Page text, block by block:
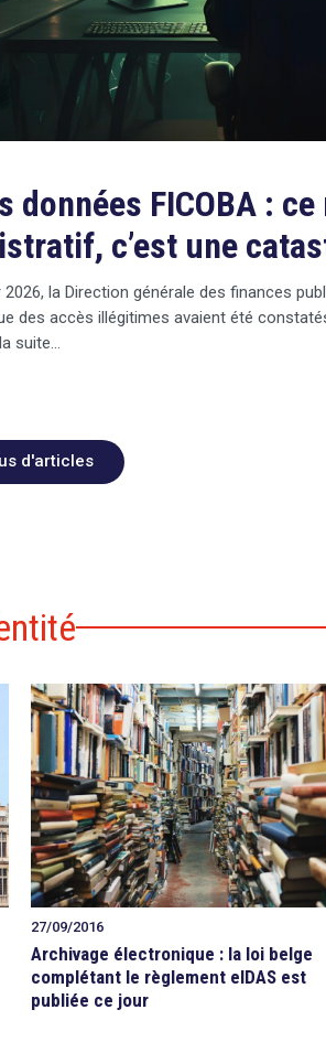
données FICOBA :
c’est une
la Direction générale des finances
des accès illégitimes avaient été
suite…
d'articles
27/09/2016
Archivage électronique : la loi belge
complétant le règlement eIDAS est
publiée ce jour